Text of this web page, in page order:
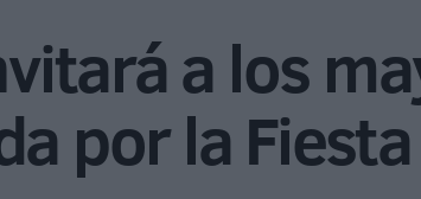
a los
por la